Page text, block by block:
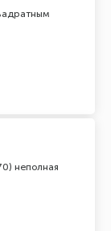
неполная